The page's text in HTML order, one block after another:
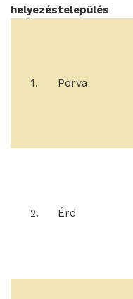
helyezéstelepülés
1. Porva
2. Érd